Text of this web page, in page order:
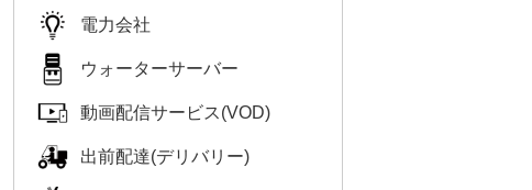
電力会社
ウォーターサーバー
動画配信サービス(VOD)
出前配達(デリバリー)